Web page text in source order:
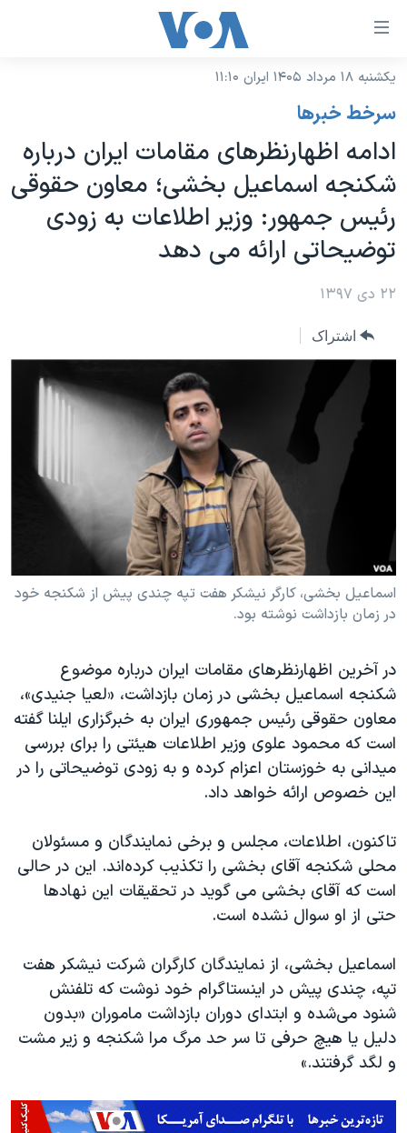
لینکهای
دسترسی
جهش
محتوای
اصلی
جهش
به
صفحه
جهش
جستجو
نسخه سبک وب‌سایت
موضوع ها
ایران
آمریکا
جهان
ورزشی
گزیده‌ها
ویژه برنامه‌ها
فرهنگ و زندگی
حقوق شهروندی
اقتصادی
علم و فناوری
اسرائیل در جنگ
گالری عکس
آرشیو پخش زنده
برنامه های تلویزیونی
جدول برنامه ها
صفحه‌های ویژه
جام جهانی ۲۰۲۶
عملیات خشم حماسی
۲۵۰سالگی آمریکا
بایگانی برنامه‌های تلویزیونی
مستندها
انتخابات ریاست جمهوری آمریکا ۲۰۲۴
حمله جمهوری اسلامی به اسرائیل
رمز مهسا
ورزش زنان در ایران
اعتراضات زن، زندگی، آزادی
مجموعه مستندهای دادخواهی
دادگاه حمید نوری
چهل سال گروگان‌گیری
قانون شفافیت دارائی کادر رهبری ایران
اعتراضات مردمی آبان ۹۸
نرگس محمدی برنده جایزه نوبل صلح
همایش محافظه‌کاران آمریکا «سی‌پک»
صفحه‌های ویژه
فرکانس‌های صدای آمریکا
پخش رادیویی
یادگیری زبان انگلیسی
دنبال کنید
زبانهای مختلف
یکشنبه ۱۸ مرداد ۱۴۰۵ ایران ۱۱:۱۰
سرخط خبرها
ادامه اظهارنظرهای مقامات ایران درباره
شکنجه اسماعیل بخشی؛ معاون حقوقی
رئیس جمهور: وزیر اطلاعات به زودی
توضیحاتی ارائه می دهد
۲۲ دی ۱۳۹۷
اشتراک
اسماعیل بخشی، کارگر نیشکر هفت تپه چندی پیش از شکنجه خود
در زمان بازداشت نوشته بود.
در آخرین اظهارنظرهای مقامات ایران درباره موضوع
شکنجه اسماعیل بخشی در زمان بازداشت، «لعیا جنیدی»،
معاون حقوقی رئیس جمهوری ایران به خبرگزاری ایلنا گفته
است که محمود علوی وزیر اطلاعات هیئتی را برای بررسی
میدانی به خوزستان اعزام کرده و به زودی توضیحاتی را در
این خصوص ارائه خواهد داد.
تاکنون، اطلاعات، مجلس و برخی نمایندگان و مسئولان
محلی شکنجه آقای بخشی را تکذیب کرده‌اند. این در حالی
است که آقای بخشی می گوید در تحقیقات این نهادها
حتی از او سوال نشده است.
اسماعیل بخشی، از نمایندگان کارگران شرکت نیشکر هفت
تپه، چندی پیش در اینستاگرام خود نوشت که تلفنش
شنود می‌شده و ابتدای دوران بازداشت ماموران «بدون
دلیل یا هیچ حرفی تا سر حد مرگ مرا شکنجه و زیر مشت
و لگد گرفتند.»